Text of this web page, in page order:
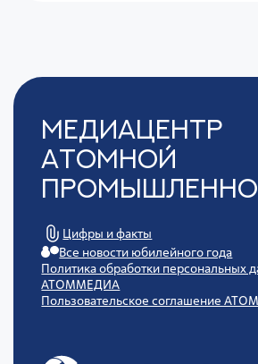
Медиацентр
Атомной
Цифры и факты
Все новости юбилейного года
Политика обработки персональных
АТОММЕДИА
Пользовательское соглашение